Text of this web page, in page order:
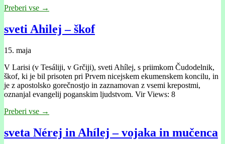
Preberi vse →
sveti Ahilej – škof
15. maja
V Larisi (v Tesáliji, v Grčiji), sveti Ahílej, s priimkom Čudodelnik,
škof, ki je bil prisoten pri Prvem nicejskem ekumenskem koncilu, in
je z apostolsko gorečnostjo in zaznamovan z vsemi krepostmi,
oznanjal evangelij poganskim ljudstvom. Vir Views: 8
Preberi vse →
sveta Nérej in Ahílej – vojaka in mučenca